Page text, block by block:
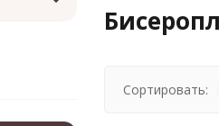
Сортировать: